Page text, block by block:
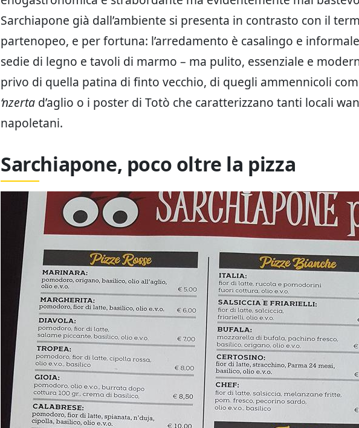
Sarchiapone già dall’ambiente si presenta in contrasto con il
partenopeo, e per fortuna: l’arredamento è casalingo e
sedie di legno e tavoli di marmo – ma pulito, essenziale e
privo di quella patina di finto vecchio, di quegli ammennicoli
‘nzerta d’aglio o i poster di Totò che caratterizzano tanti locali
napoletani.
Sarchiapone, poco oltre la pizza